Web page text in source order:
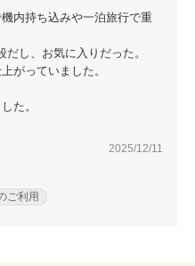
内持ち込みや一泊旅行で重
し、お気に入りだった。
がっていました。
た。
2025/12/11
ご利用